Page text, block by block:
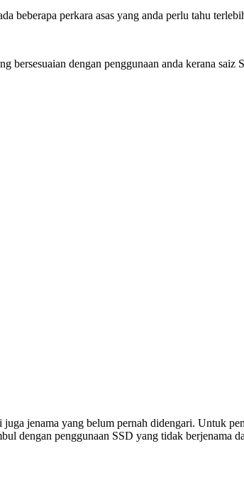
beberapa perkara asas yang anda perlu tahu
dengan penggunaan anda kerana
jenama yang belum pernah didengari. Untuk
dengan penggunaan SSD yang tidak berjenama